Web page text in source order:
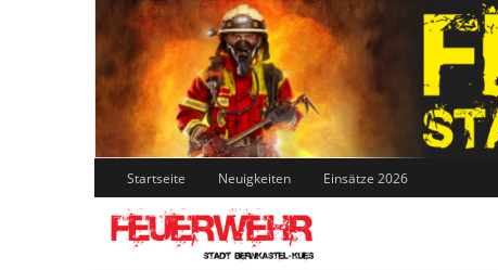
Skip
to
content
Startseite Neuigkeiten Einsätze 2026